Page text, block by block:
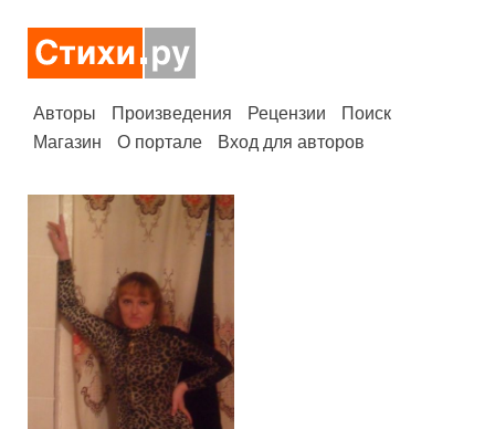
Авторы Произведения Рецензии
Поиск
Магазин
О портале Вход для авторов